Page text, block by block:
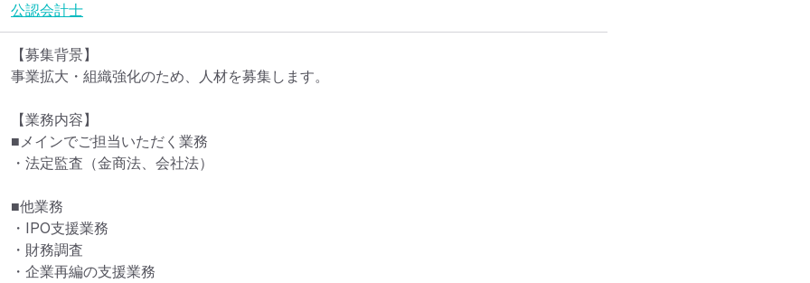
公認会計士
【募集背景】
事業拡大・組織強化のため、人材を募集します。
【業務内容】
■メインでご担当いただく業務
・法定監査（金商法、会社法）
■他業務
・IPO支援業務
・財務調査
・企業再編の支援業務